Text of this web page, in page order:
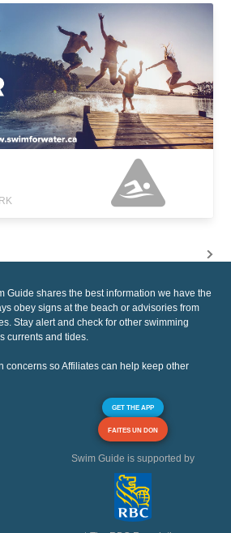
Guide shares the best information we have the
obey signs at the beach or advisories from
Stay alert and check for other swimming
currents and tides.
concerns so Affiliates can help keep other
GET THE APP
FAITES UN DON
Swim Guide is supported by